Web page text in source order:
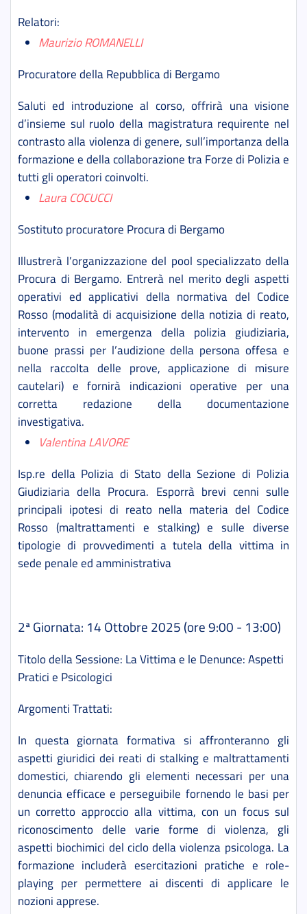
Relatori:
Maurizio ROMANELLI
Procuratore della Repubblica di Bergamo
Saluti ed introduzione al corso, offrirà una visione
d’insieme sul ruolo della magistratura requirente nel
contrasto alla violenza di genere, sull’importanza della
formazione e della collaborazione tra Forze di Polizia e
tutti gli operatori coinvolti.
Laura COCUCCI
Sostituto procuratore Procura di Bergamo
Illustrerà l’organizzazione del pool specializzato della
Procura di Bergamo. Entrerà nel merito degli aspetti
operativi ed applicativi della normativa del Codice
Rosso (modalità di acquisizione della notizia di reato,
intervento in emergenza della polizia giudiziaria,
buone prassi per l’audizione della persona offesa e
nella raccolta delle prove, applicazione di misure
cautelari) e fornirà indicazioni operative per una
corretta redazione della documentazione
investigativa.
Valentina LAVORE
Isp.re della Polizia di Stato della Sezione di Polizia
Giudiziaria della Procura. Esporrà brevi cenni sulle
principali ipotesi di reato nella materia del Codice
Rosso (maltrattamenti e stalking) e sulle diverse
tipologie di provvedimenti a tutela della vittima in
sede penale ed amministrativa
2ª Giornata: 14 Ottobre 2025 (ore 9:00 - 13:00)
Titolo della Sessione: La Vittima e le Denunce: Aspetti
Pratici e Psicologici
Argomenti Trattati:
In questa giornata formativa si affronteranno gli
aspetti giuridici dei reati di stalking e maltrattamenti
domestici, chiarendo gli elementi necessari per una
denuncia efficace e perseguibile fornendo le basi per
un corretto approccio alla vittima, con un focus sul
riconoscimento delle varie forme di violenza, gli
aspetti biochimici del ciclo della violenza psicologa. La
formazione includerà esercitazioni pratiche e role-
playing per permettere ai discenti di applicare le
nozioni apprese.